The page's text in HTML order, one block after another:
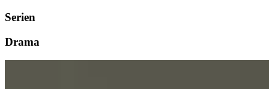
Serien
Drama